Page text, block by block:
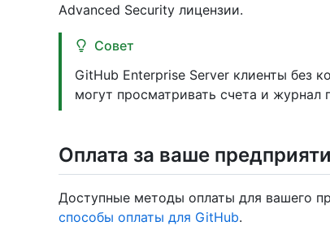
Advanced Security лицензии.
Совет
GitHub Enterprise Server клиенты без
могут просматривать счета и журнал
Оплата за ваше
Доступные методы оплаты для вашего
способы оплаты для GitHub.